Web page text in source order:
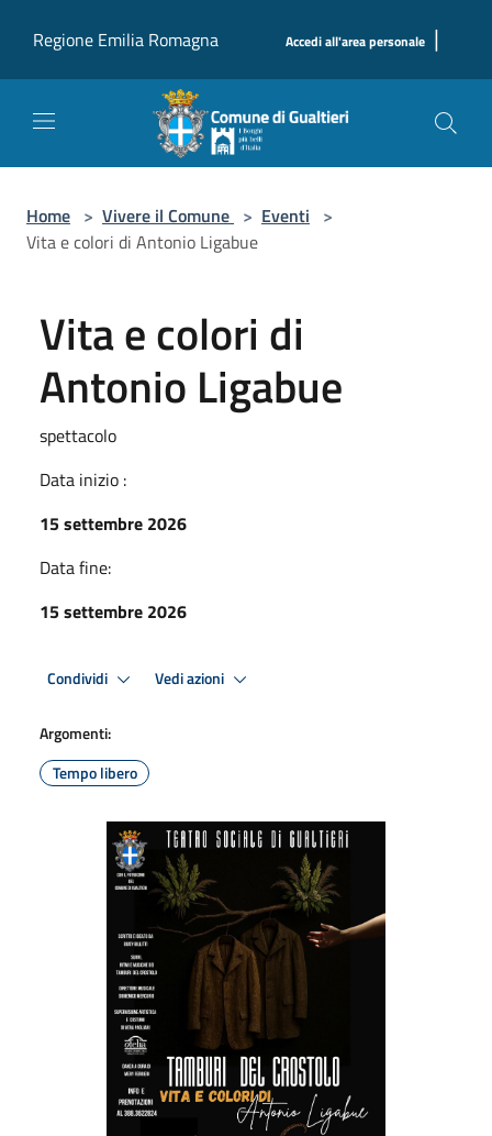
Regione Emilia Romagna
Accedi all'area personale |
Home > Vivere il Comune > Eventi >
Vita e colori di Antonio Ligabue
Vita e colori di
Antonio Ligabue
spettacolo
Data inizio :
15 settembre 2026
Data fine:
15 settembre 2026
Condividi Vedi azioni
Argomenti:
Tempo libero